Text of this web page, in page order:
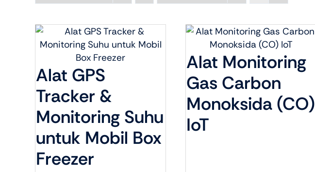
Alat GPS
Tracker &
Monitoring Suhu
untuk Mobil Box
Freezer
Alat Monitoring
Gas Carbon
Monoksida (CO)
IoT